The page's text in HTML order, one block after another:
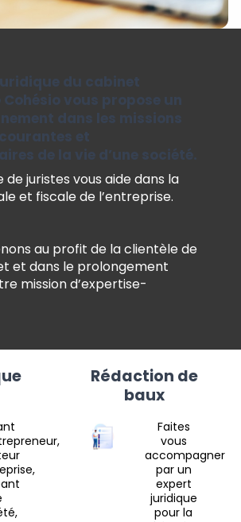
du cabinet
vous propose un
dans les missions
et
de la vie d’une société.
de juristes vous aide dans la
et fiscale de l’entreprise.
au profit de la clientèle de
et dans le prolongement
mission d’expertise-
Rédaction de
baux
Faites
vous
accompagner
par un
expert
juridique
pour la